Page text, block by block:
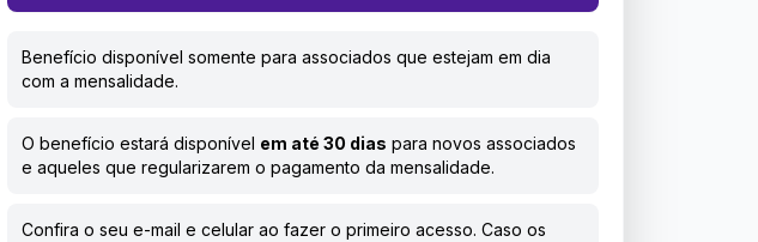
Benefício disponível somente para associados que estejam em dia
com a mensalidade.
O benefício estará disponível em até 30 dias para novos associados
e aqueles que regularizarem o pagamento da mensalidade.
Confira o seu e-mail e celular ao fazer o primeiro acesso. Caso os